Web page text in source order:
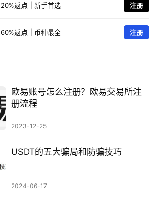
20%返点 新手首选 注册
60%返点 币种最全 注册
欧易账号怎么注册？欧易交易所注
册流程
2023-12-25
USDT的五大骗局和防骗技巧
2024-06-17